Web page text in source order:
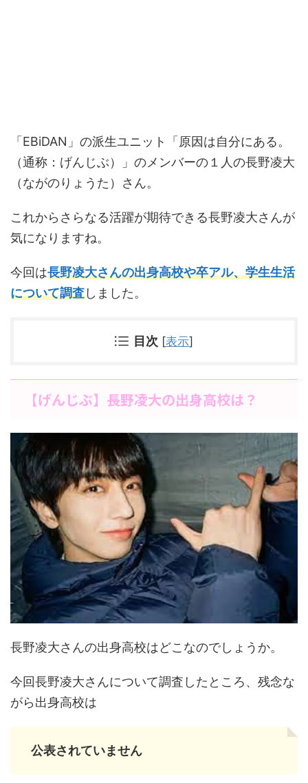
「EBiDAN」の派生ユニット「原因は自分にある。
（通称：げんじぶ）」のメンバーの１人の長野凌大
（ながのりょうた）さん。
これからさらなる活躍が期待できる長野凌大さんが
気になりますね。
今回は長野凌大さんの出身高校や卒アル、学生生活
について調査しました。
目次 [表示]
【げんじぶ】長野凌大の出身高校は？
長野凌大さんの出身高校はどこなのでしょうか。
今回長野凌大さんについて調査したところ、残念な
がら出身高校は
公表されていません